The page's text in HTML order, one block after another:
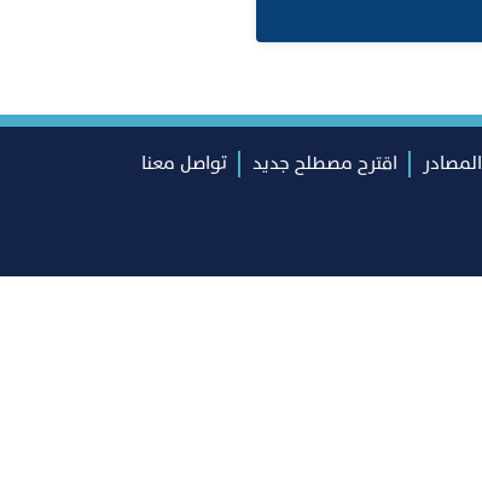
المصادر اقترح مصطلح جديد
تواصل معنا